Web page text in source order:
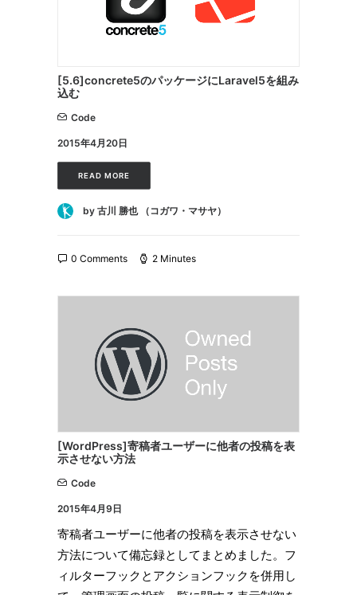
[5.6]concrete5のパッケージにLaravel5を組み
込む
Code
2015年4月20日
READ MORE
by 古川 勝也 （コガワ・マサヤ）
0 Comments 2 Minutes
[WordPress]寄稿者ユーザーに他者の投稿を表
示させない方法
Code
2015年4月9日
寄稿者ユーザーに他者の投稿を表示させない
方法について備忘録としてまとめました。フ
ィルターフックとアクションフックを併用し